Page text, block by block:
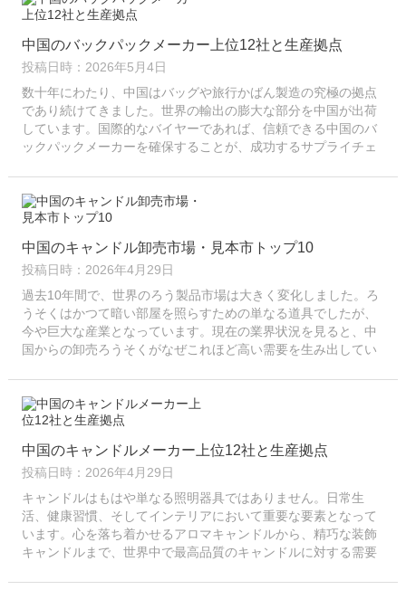
中国のバックパックメーカー上位12社と生産拠点
投稿日時：2026年5月4日
数十年にわたり、中国はバッグや旅行かばん製造の究極の拠点
であり続けてきました。世界の輸出の膨大な部分を中国が出荷
しています。国際的なバイヤーであれば、信頼できる中国のバ
ックパックメーカーを確保することが、成功するサプライチェ
中国のキャンドル卸売市場・見本市トップ10
投稿日時：2026年4月29日
過去10年間で、世界のろう製品市場は大きく変化しました。ろ
うそくはかつて暗い部屋を照らすための単なる道具でしたが、
今や巨大な産業となっています。現在の業界状況を見ると、中
国からの卸売ろうそくがなぜこれほど高い需要を生み出してい
中国のキャンドルメーカー上位12社と生産拠点
投稿日時：2026年4月29日
キャンドルはもはや単なる照明器具ではありません。日常生
活、健康習慣、そしてインテリアにおいて重要な要素となって
います。心を落ち着かせるアロマキャンドルから、精巧な装飾
キャンドルまで、世界中で最高品質のキャンドルに対する需要